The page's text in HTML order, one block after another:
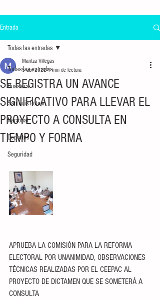
Entrada
Todas las entradas
Huasteca
San Luis Potosí
Nacional
Deportes
Seguridad
Todas las entradas
SE REGISTRA UN AVANCE
SIGNIFICATIVO PARA LLEVAR EL
PROYECTO A CONSULTA EN
TIEMPO Y FORMA
Maritza Villegas
5 abr 20221 min de lectura
APRUEBA LA COMISIÓN PARA LA REFORMA
ELECTORAL POR UNANIMIDAD, OBSERVACIONES
TÉCNICAS REALIZADAS POR EL CEEPAC AL
PROYECTO DE DICTAMEN QUE SE SOMETERÁ A
CONSULTA